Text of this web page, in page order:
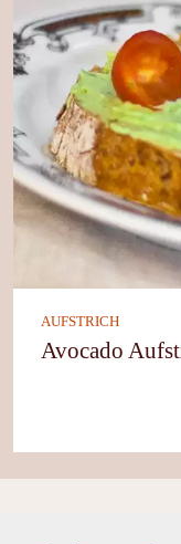
AUFSTRICH
Avocado